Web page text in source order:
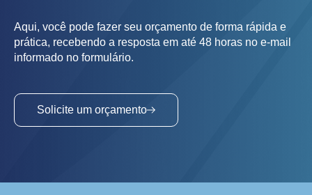
Aqui, você pode fazer seu orçamento de forma rápida e
prática, recebendo a resposta em até 48 horas no e-mail
informado no formulário.
Solicite um orçamento